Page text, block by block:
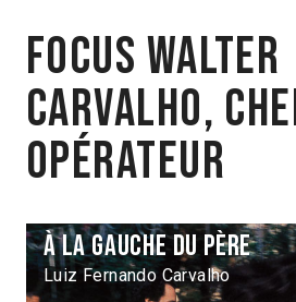
Focus Walter
Carvalho,
opérateur
À la gauche du père
Luiz Fernando Carvalho